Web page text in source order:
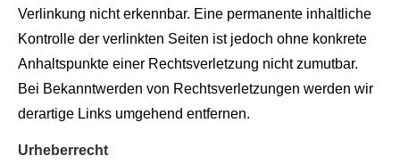
Verlinkung nicht erkennbar. Eine permanente inhaltliche
Kontrolle der verlinkten Seiten ist jedoch ohne konkrete
Anhaltspunkte einer Rechtsverletzung nicht zumutbar.
Bei Bekanntwerden von Rechtsverletzungen werden wir
derartige Links umgehend entfernen.
Urheberrecht